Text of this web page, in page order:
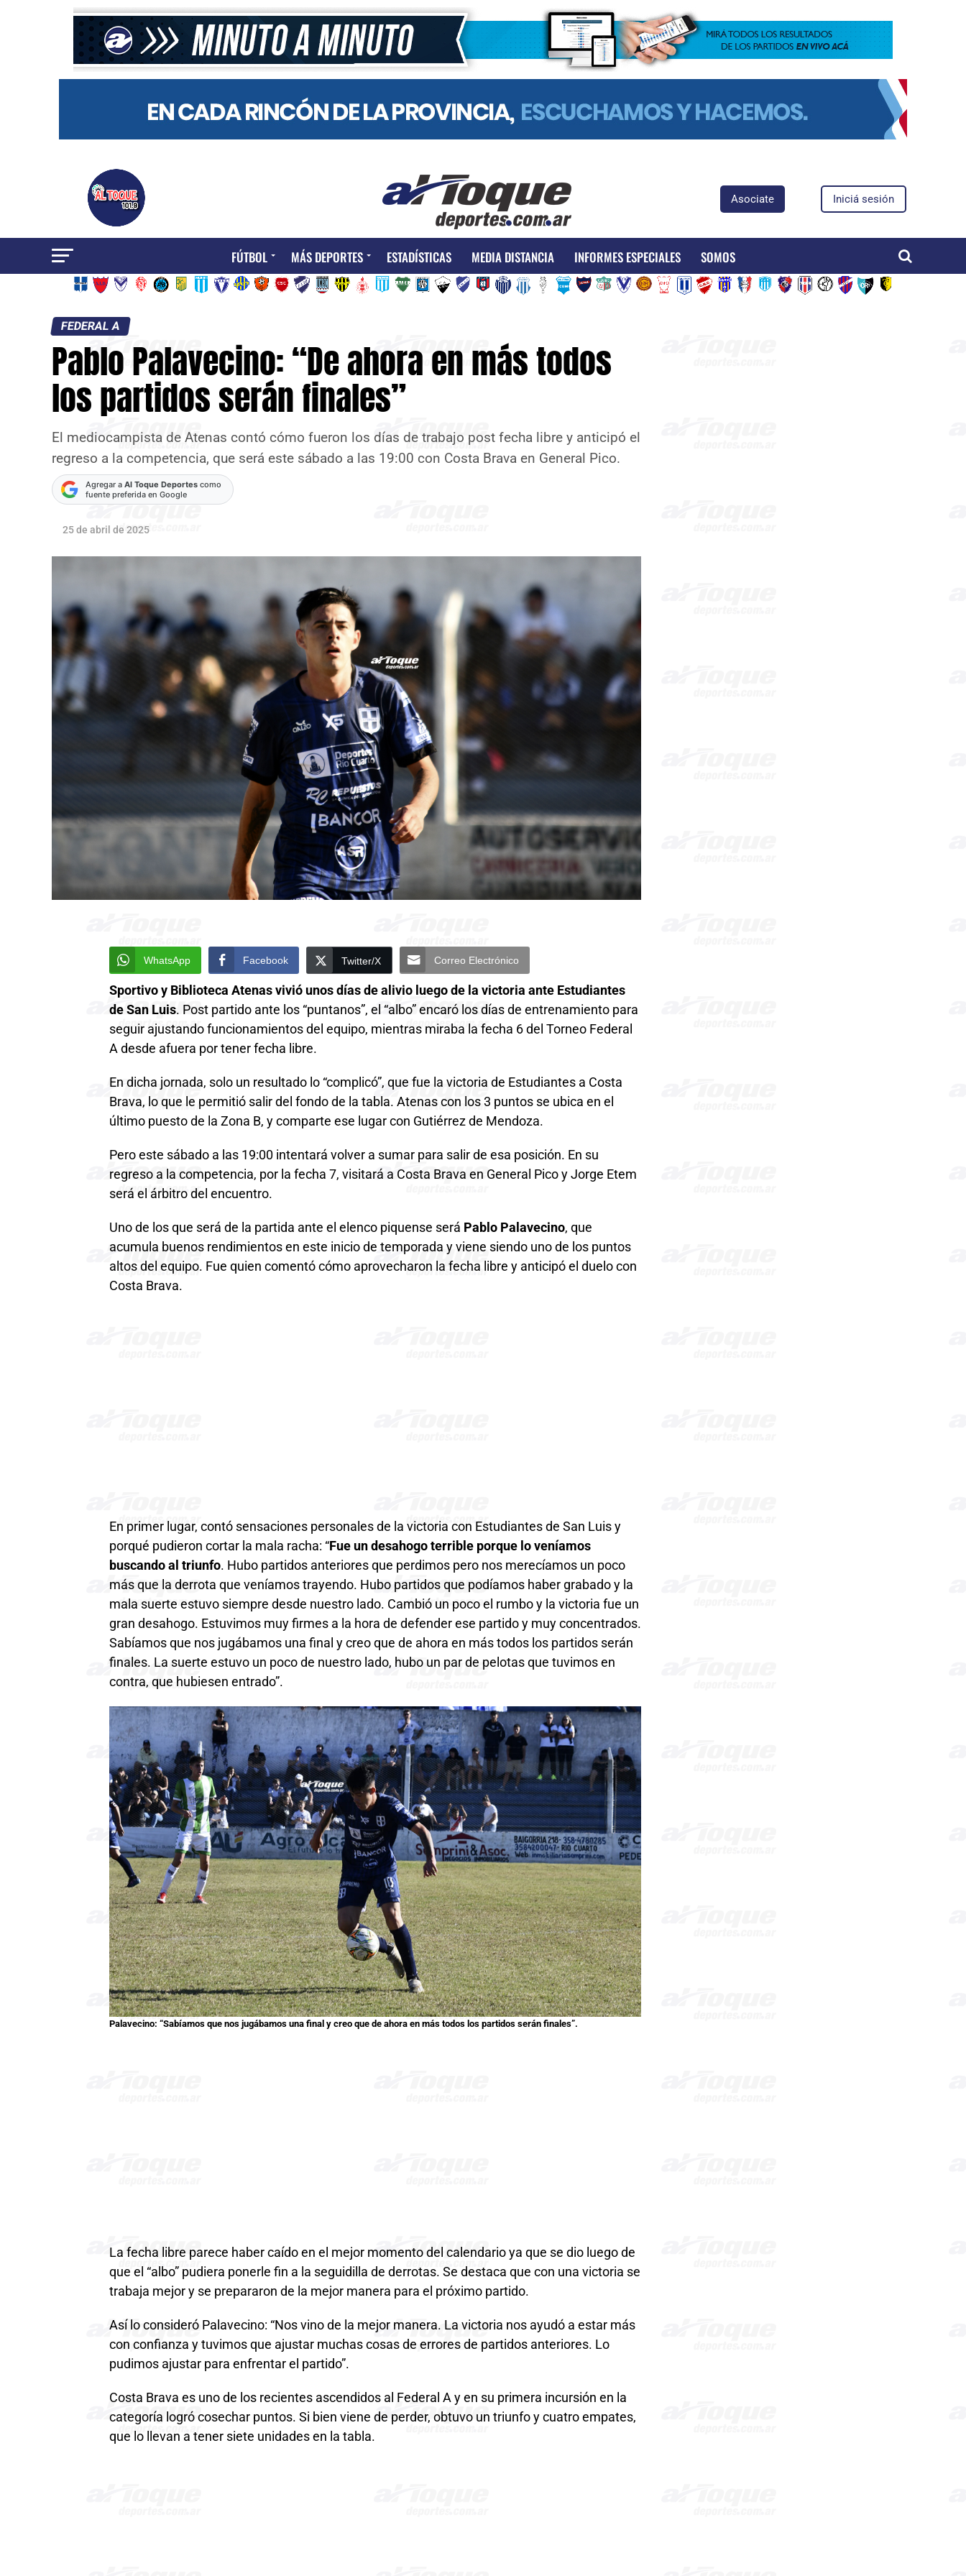
Asociate Iniciá sesión
FÚTBOL MÁS DEPORTES ESTADÍSTICAS MEDIA DISTANCIA INFORMES ESPECIALES SOMOS
FEDERAL A
Pablo Palavecino: “De ahora en más todos
los partidos serán finales”
El mediocampista de Atenas contó cómo fueron los días de trabajo post fecha libre y anticipó el
regreso a la competencia, que será este sábado a las 19:00 con Costa Brava en General Pico.
Agregar a Al Toque Deportes como
fuente preferida en Google
25 de abril de 2025
WhatsApp Facebook Twitter/X Correo Electrónico
Sportivo y Biblioteca Atenas vivió unos días de alivio luego de la victoria ante Estudiantes
de San Luis. Post partido ante los “puntanos”, el “albo” encaró los días de entrenamiento para
seguir ajustando funcionamientos del equipo, mientras miraba la fecha 6 del Torneo Federal
A desde afuera por tener fecha libre.
En dicha jornada, solo un resultado lo “complicó”, que fue la victoria de Estudiantes a Costa
Brava, lo que le permitió salir del fondo de la tabla. Atenas con los 3 puntos se ubica en el
último puesto de la Zona B, y comparte ese lugar con Gutiérrez de Mendoza.
Pero este sábado a las 19:00 intentará volver a sumar para salir de esa posición. En su
regreso a la competencia, por la fecha 7, visitará a Costa Brava en General Pico y Jorge Etem
será el árbitro del encuentro.
Uno de los que será de la partida ante el elenco piquense será Pablo Palavecino, que
acumula buenos rendimientos en este inicio de temporada y viene siendo uno de los puntos
altos del equipo. Fue quien comentó cómo aprovecharon la fecha libre y anticipó el duelo con
Costa Brava.
En primer lugar, contó sensaciones personales de la victoria con Estudiantes de San Luis y
porqué pudieron cortar la mala racha: “Fue un desahogo terrible porque lo veníamos
buscando al triunfo. Hubo partidos anteriores que perdimos pero nos merecíamos un poco
más que la derrota que veníamos trayendo. Hubo partidos que podíamos haber grabado y la
mala suerte estuvo siempre desde nuestro lado. Cambió un poco el rumbo y la victoria fue un
gran desahogo. Estuvimos muy firmes a la hora de defender ese partido y muy concentrados.
Sabíamos que nos jugábamos una final y creo que de ahora en más todos los partidos serán
finales. La suerte estuvo un poco de nuestro lado, hubo un par de pelotas que tuvimos en
contra, que hubiesen entrado”.
Palavecino: “Sabíamos que nos jugábamos una final y creo que de ahora en más todos los partidos serán finales”.
La fecha libre parece haber caído en el mejor momento del calendario ya que se dio luego de
que el “albo” pudiera ponerle fin a la seguidilla de derrotas. Se destaca que con una victoria se
trabaja mejor y se prepararon de la mejor manera para el próximo partido.
Así lo consideró Palavecino: “Nos vino de la mejor manera. La victoria nos ayudó a estar más
con confianza y tuvimos que ajustar muchas cosas de errores de partidos anteriores. Lo
pudimos ajustar para enfrentar el partido”.
Costa Brava es uno de los recientes ascendidos al Federal A y en su primera incursión en la
categoría logró cosechar puntos. Si bien viene de perder, obtuvo un triunfo y cuatro empates,
que lo llevan a tener siete unidades en la tabla.